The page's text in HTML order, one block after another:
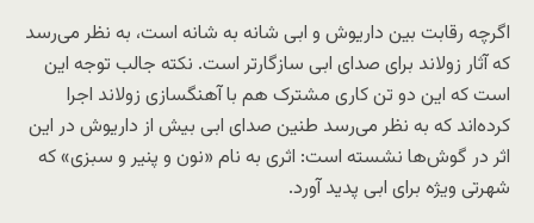
اگرچه رقابت بین داریوش و ابی شانه به شانه است، به نظر می‌رسد
که آثار زولاند برای صدای ابی سازگارتر است. نکته جالب توجه این
است که این دو تن کاری مشترک هم با آهنگسازی زولاند اجرا
کرده‌اند که به نظر می‌رسد طنین صدای ابی بیش از داریوش در این
اثر در گوش‌ها نشسته است: اثری به نام «نون و پنیر و سبزی» که
شهرتی ویژه برای ابی پدید آورد.